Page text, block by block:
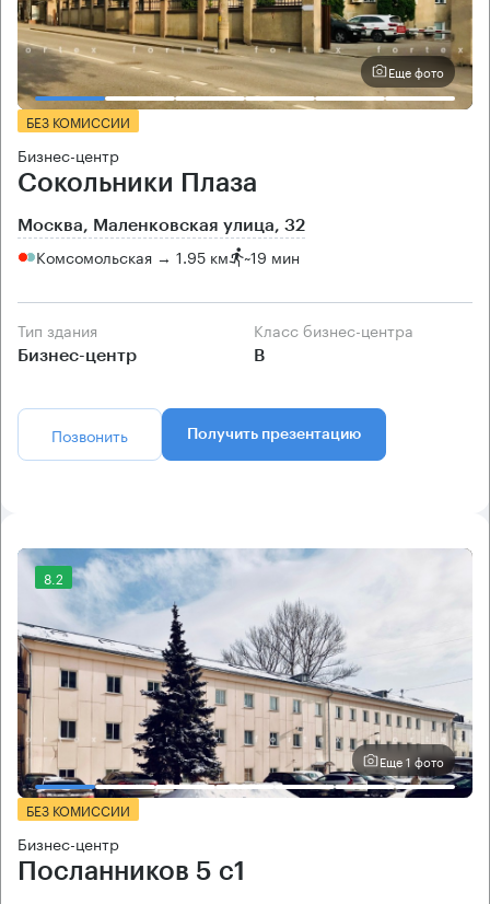
Еще фото
БЕЗ КОМИССИИ
Бизнес-центр
Сокольники Плаза
Москва, Маленковская улица, 32
Комсомольская → 1.95 км ~19 мин
Тип здания
Бизнес-центр
Класс бизнес-центра
B
Позвонить Получить презентацию
8.2
Еще 1 фото
БЕЗ КОМИССИИ
Бизнес-центр
Посланников 5 с1